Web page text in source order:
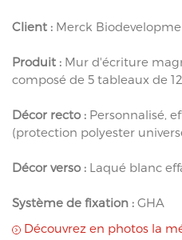
Client : Merck
Produit : Mur d'écriture
composé de 5 tableaux de
Décor recto : Personnalisé,
(protection polyester
Décor verso : Laqué blanc
Système de fixation : GHA
Découvrez en photos la